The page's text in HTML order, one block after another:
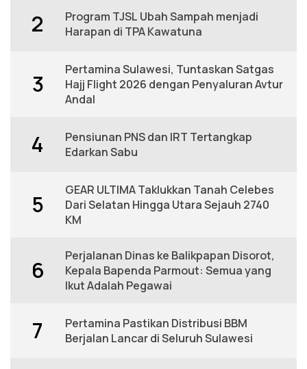
2
Program TJSL Ubah Sampah menjadi
Harapan di TPA Kawatuna
3
Pertamina Sulawesi, Tuntaskan Satgas
Hajj Flight 2026 dengan Penyaluran Avtur
Andal
4
Pensiunan PNS dan IRT Tertangkap
Edarkan Sabu
5
GEAR ULTIMA Taklukkan Tanah Celebes
Dari Selatan Hingga Utara Sejauh 2740
KM
6
Perjalanan Dinas ke Balikpapan Disorot,
Kepala Bapenda Parmout: Semua yang
Ikut Adalah Pegawai
7
Pertamina Pastikan Distribusi BBM
Berjalan Lancar di Seluruh Sulawesi